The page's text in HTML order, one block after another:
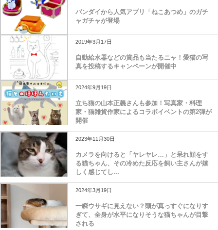
バンダイから人気アプリ「ねこあつめ」のガチ
ャガチャが登場
2019年3月17日
自動給水器などの賞品も当たるニャ！愛猫の写
真を投稿するキャンペーンが開催中
2024年9月19日
立ち猫の山本正義さんも参加！写真家・料理
家・猫雑貨作家によるコラボイベントの第2弾が
開催
2023年11月30日
カメラを向けると「ヤレヤレ…」と呆れ顔をす
る猫ちゃん、その冷めた反応を飼い主さんが嬉
しく感じてし...
2024年3月19日
一瞬ウサギに見えない？頭が真っすぐになりす
ぎて、全身が水平になりそうな猫ちゃんが目撃
される